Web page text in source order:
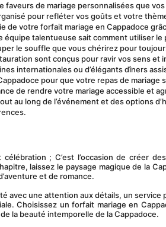
faveurs de mariage personnalisées que
pour refléter vos goûts et votre
de votre forfait mariage en Cappadoce
équipe talentueuse sait comment utiliser le
le souffle que vous chérirez pour
sont conçus pour ravir vos sens et
internationales ou d’élégants dîners
pour que votre repas de mariage
de rendre votre mariage accessible et
au long de l’événement et des options
; C’est l’occasion de créer
laissez le paysage magique de la
et de romance.
avec une attention aux détails, un service
Choisissez un forfait mariage en
la beauté intemporelle de la Cappadoce.